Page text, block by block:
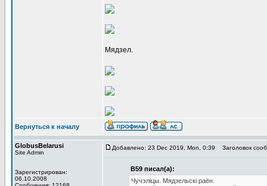
Мядзел.
Вернуться к началу
GlobusBelarusi
Site Admin
Зарегистрирован:
06.10.2008
Добавлено: 23 Dec 2019, Mon, 0:39 Заголовок
В59 писал(а):
Чучэліцы. Мядзельскі раён.